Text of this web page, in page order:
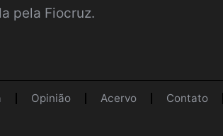
pela Fiocruz.
Opinião Acervo Contato